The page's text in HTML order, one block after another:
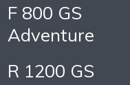
F 800 GS
Adventure
R 1200 GS